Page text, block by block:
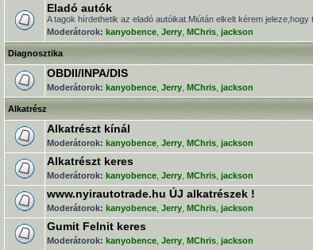
Eladó autók
A tagok hírdethetik az eladó autóikat.Miútán elkelt kérem jeleze,hogy
Moderátorok: kanyobence Jerry MChris jackson
Diagnosztika
OBDII/INPA/DIS
Moderátorok: kanyobence Jerry MChris jackson
Alkatrész
Alkatrészt kínál
Moderátorok: kanyobence Jerry MChris jackson
Alkatrészt keres
Moderátorok: kanyobence Jerry MChris jackson
www.nyirautotrade.hu ÚJ alkatrészek !
Moderátorok: kanyobence Jerry MChris jackson
Gumit Felnit keres
Moderátorok: kanyobence Jerry MChris jackson